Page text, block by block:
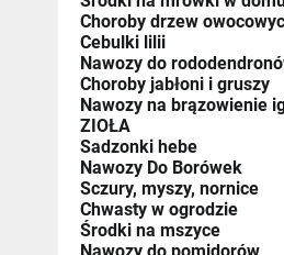
Choroby drzew
Cebulki lilii
Nawozy do
Choroby jabłoni i gruszy
Nawozy na brązowienie
ZIOŁA
Sadzonki hebe
Nawozy Do Borówek
Sczury, myszy, nornice
Chwasty w ogrodzie
Środki na mszyce